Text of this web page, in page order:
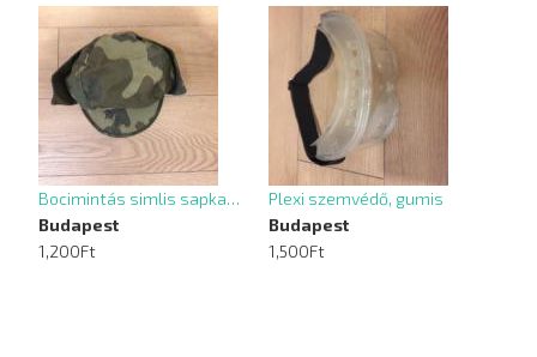
Bocimintás simlis sapka…
Budapest
1,200Ft
Plexi szemvédő, gumis
Budapest
1,500Ft